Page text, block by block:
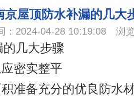
京屋顶防水补漏的几大
：2024-04-28 10:19:08 浏
几大步骤
密实整平
准备充分的优良防水